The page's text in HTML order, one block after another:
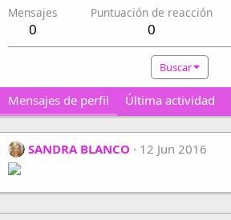
Mensajes
0
Puntuación de reacción
0
Buscar
Mensajes de perfil Última actividad
SANDRA BLANCO 12 Jun 2016